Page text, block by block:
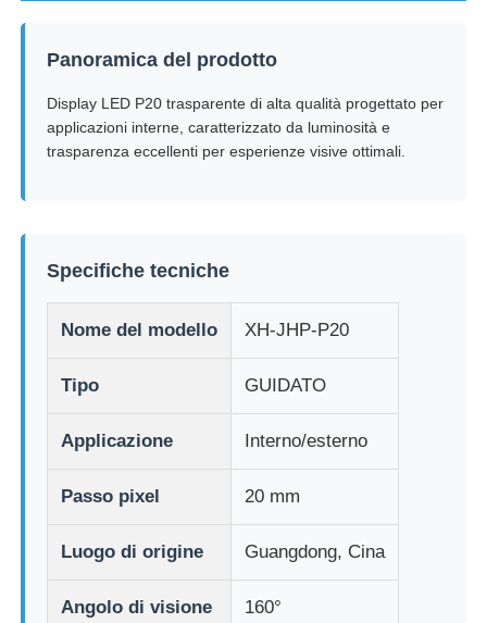
Chi Siamo
Fatory Tour
Contattaci
Notizie
Schermata a mesh a LED
Display a mesh a LED
Panoramica del prodotto
Display LED P20 trasparente di alta qualità progettato per
applicazioni interne, caratterizzato da luminosità e
trasparenza eccellenti per esperienze visive ottimali.
Specifiche tecniche
Nome del modello XH-JHP-P20
Tipo GUIDATO
Applicazione Interno/esterno
Passo pixel 20 mm
Luogo di origine Guangdong, Cina
Angolo di visione 160°